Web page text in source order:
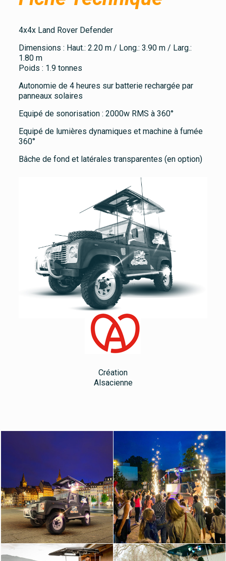
4x4x Land Rover Defender
Dimensions : Haut.: 2.20 m / Long.: 3.90 m / Larg.:
1.80 m
Poids : 1.9 tonnes
Autonomie de 4 heures sur batterie rechargée par
panneaux solaires
Equipé de sonorisation : 2000w RMS à 360°
Equipé de lumières dynamiques et machine à fumée
360°
Bâche de fond et latérales transparentes (en option)
Création
Alsacienne